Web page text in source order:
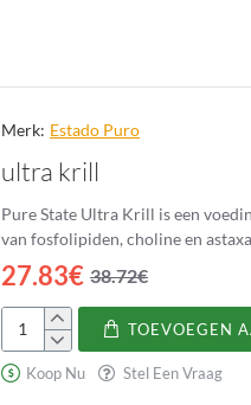
Merk: Estado Puro
ultra krill
Pure State Ultra Krill is een
van fosfolipiden, choline en
27.83€ 38.72€
ultra
krill
TOEVOEGEN
Koop Nu Stel Een Vraag